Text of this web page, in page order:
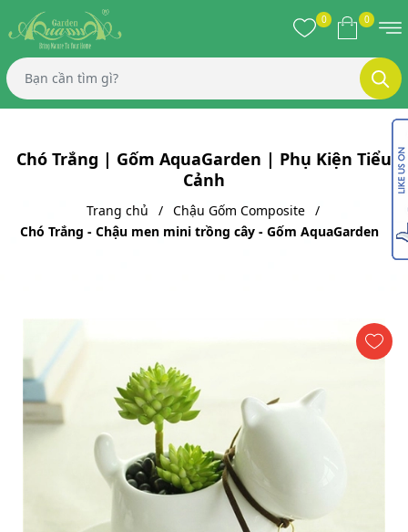
0 0
Chó Trắng | Gốm AquaGarden | Phụ Kiện Tiểu
Cảnh
Trang chủ
Chậu Gốm Composite
Chó Trắng - Chậu men mini trồng cây - Gốm AquaGarden